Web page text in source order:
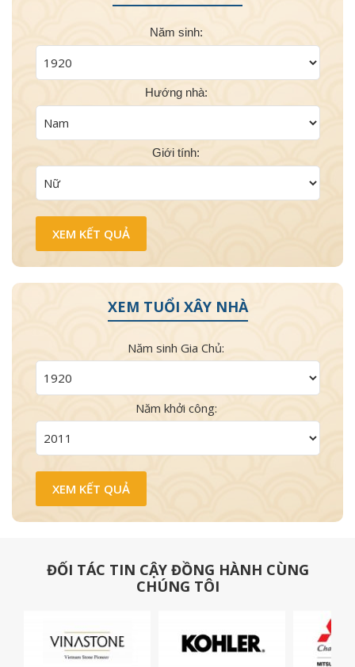
Năm sinh:
Hướng nhà:
Giới tính:
XEM TUỔI XÂY NHÀ
Năm sinh Gia Chủ:
Năm khởi công:
ĐỐI TÁC TIN CẬY ĐỒNG HÀNH CÙNG
CHÚNG TÔI